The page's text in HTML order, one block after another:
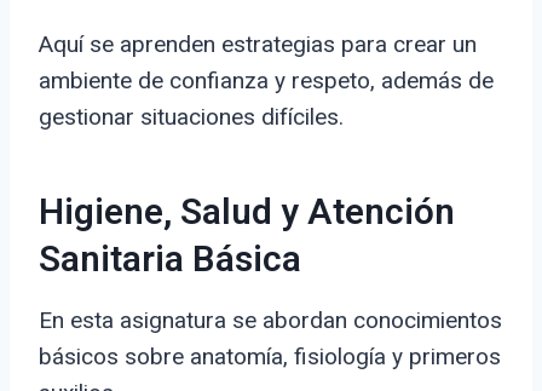
Aquí se aprenden estrategias para crear un
ambiente de confianza y respeto, además de
gestionar situaciones difíciles.
Higiene, Salud y Atención
Sanitaria Básica
En esta asignatura se abordan conocimientos
básicos sobre anatomía, fisiología y primeros